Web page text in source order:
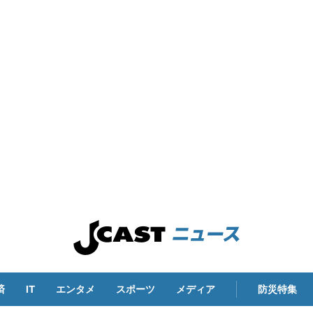
IT エンタメ スポーツ メディア 防災特集